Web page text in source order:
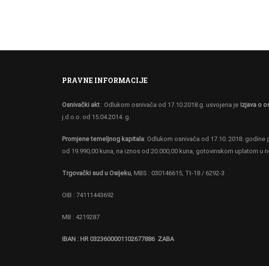
PRAVNE INFORMACIJE
Osnivački akt: Odlukom osnivača od 17.10.2018.g. usvojena je Izjava o
j.d.o.o. od 15.04.2014. g.
Promjene temeljnog kapitala: Odlukom osnivača od 17.10. 2018.
od 19.990,00 kuna, na iznos od 20.000,00 kuna, gotovinskom uplatom u
Trgovački sud u Osijeku, MBS : 030146615, Tt-18 / 6292-3
OIB : 74111443692
MB : 4219287
IBAN : HR 0323600001102677886 ZABA